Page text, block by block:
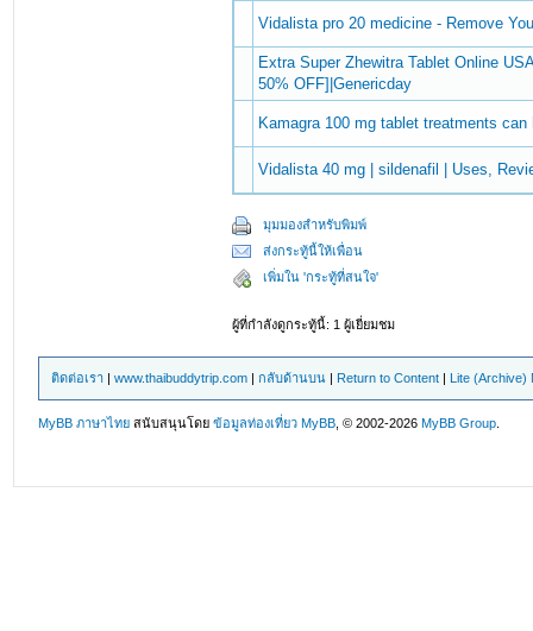
Vidalista pro 20 medicine - Remove
Extra Super Zhewitra Tablet Online
50% OFF]|Genericday
Kamagra 100 mg tablet treatments
Vidalista 40 mg | sildenafil | Uses,
มุมมองสำหรับพิมพ์
ส่งกระทู้นี้ให้เพื่อน
เพิ่มใน 'กระทู้ที่สนใจ'
ผู้ที่กำลังดูกระทู้นี้: 1 ผู้เยี่ยมชม
ติดต่อเรา |www.thaibuddytrip.com |กลับด้านบน | Return to Content | Lite (Archive)
MyBB ภาษาไทย สนับสนุนโดยข้อมูลท่องเที่ยว MyBB , © 2002-2026MyBB Group